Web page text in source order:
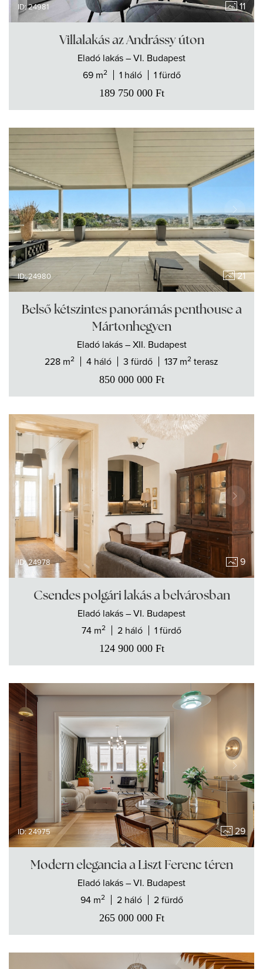
ID: 24981 11
Villalakás az Andrássy úton
Eladó lakás– VI. Budapest
69 m2 1 háló 1 fürdő
189 750 000 Ft
ID: 24980 21
Belső kétszintes panorámás penthouse a
Mártonhegyen
Eladó lakás – XII. Budapest
228 m2 4 háló 3 fürdő 137 m2 terasz
850 000 000 Ft
ID: 24978 9
Csendes polgári lakás a belvárosban
Eladó lakás– VI. Budapest
74 m2 2 háló 1 fürdő
124 900 000 Ft
ID: 24975 29
Modern elegancia a Liszt Ferenc téren
Eladó lakás– VI. Budapest
94 m2 2 háló 2 fürdő
265 000 000 Ft